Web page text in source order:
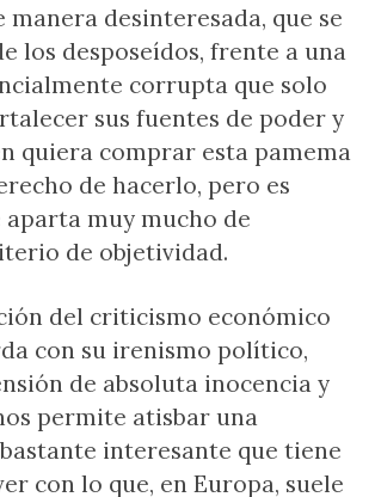
manera desinteresada, que se
los desposeídos, frente a una
corrupta que solo
sus fuentes de poder y
quiera comprar esta pamema
de hacerlo, pero es
aparta muy mucho de
de objetividad.
del criticismo económico
con su irenismo político,
de absoluta inocencia y
permite atisbar una
interesante que tiene
con lo que, en Europa, suele